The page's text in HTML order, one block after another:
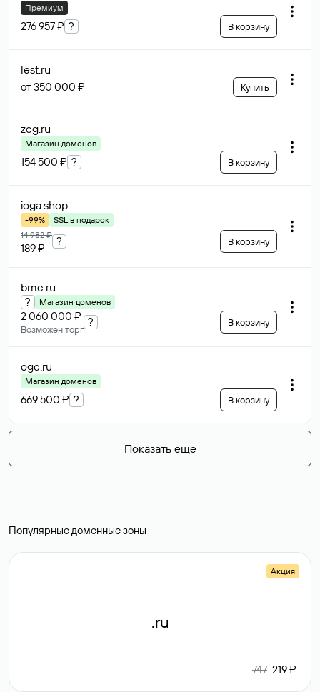
Премиум
276 957 ₽ ? В корзину
lest.ru
от 350 000 ₽ Купить
zcg.ru
Магазин доменов
154 500 ₽ ? В корзину
ioga.shop
-99%
SSL в подарок
14 982 ₽
189 ₽
? В корзину
bmc.ru
? Магазин доменов
2 060 000 ₽
Возможен торг
? В корзину
ogc.ru
Магазин доменов
669 500 ₽ ? В корзину
Показать еще
Популярные доменные зоны
Акция
.ru
747 219 ₽